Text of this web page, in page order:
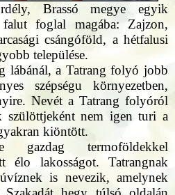
Brassó megye egyik
foglal magába: Zajzon,
csángóföld, a hétfalusi
települése.
lábánál, a Tatrang folyó jobb
szépségu környezetben,
Nevét a Tatrang folyóról
szülöttjeként nem igen turi a
kiöntött.
gazdag termoföldekkel
élo lakosságot. Tatrangnak
is nevezik, amelynek